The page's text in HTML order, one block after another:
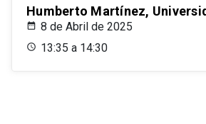
Humberto Martínez,
8 de Abril de 2025
13:35 a 14:30